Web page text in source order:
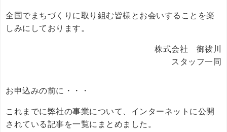
全国でまちづくりに取り組む皆様とお会いすることを楽
しみにしております。
株式会社 御祓川
スタッフ一同
お申込みの前に・・・
これまでに弊社の事業について、インターネットに公開
されている記事を一覧にまとめました。